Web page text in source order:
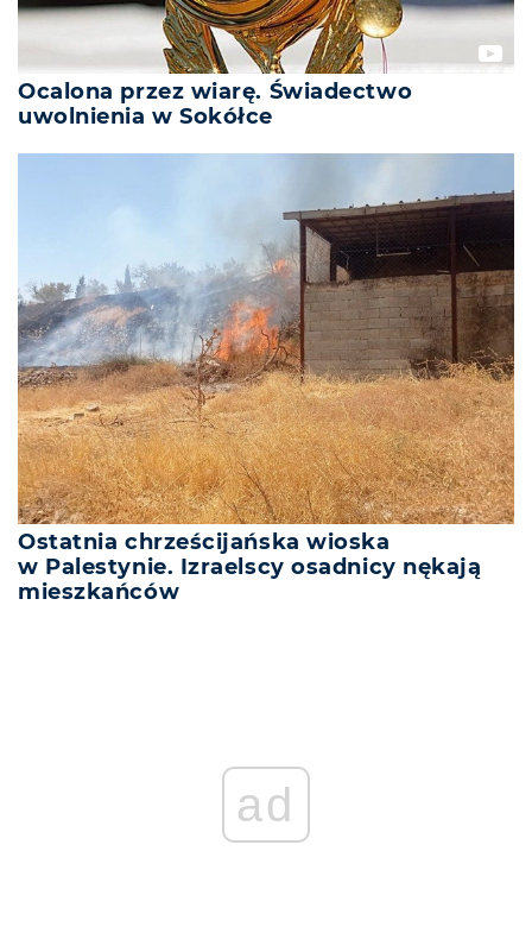
Ocalona przez wiarę. Świadectwo
uwolnienia w Sokółce
Ostatnia chrześcijańska wioska
w Palestynie. Izraelscy osadnicy nękają
mieszkańców
ad